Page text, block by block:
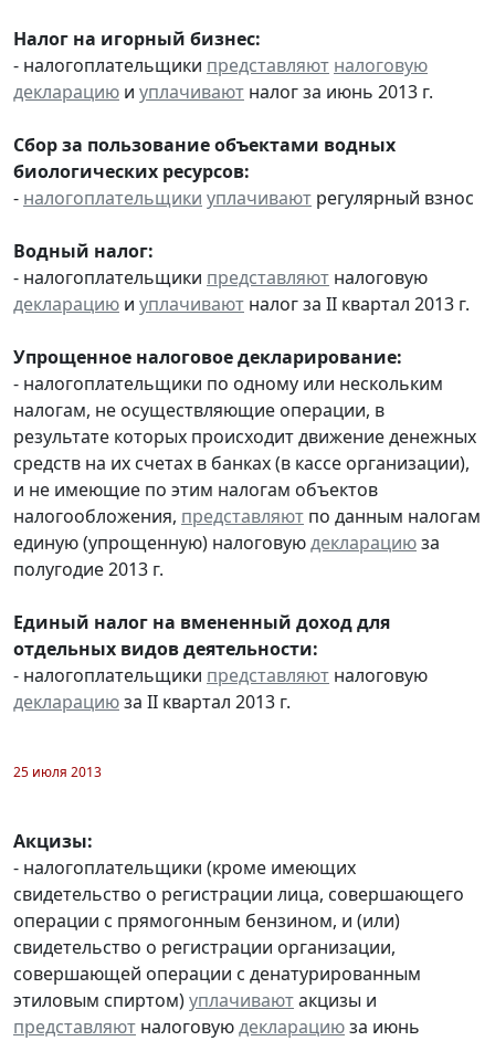
Налог на игорный бизнес:
- налогоплательщики представляют налоговую
декларацию и уплачивают налог за июнь 2013 г.
Сбор за пользование объектами водных
биологических ресурсов:
- налогоплательщики уплачивают регулярный взнос
Водный налог:
- налогоплательщики представляют налоговую
декларацию и уплачивают налог за II квартал 2013 г.
Упрощенное налоговое декларирование:
- налогоплательщики по одному или нескольким
налогам, не осуществляющие операции, в
результате которых происходит движение денежных
средств на их счетах в банках (в кассе организации),
и не имеющие по этим налогам объектов
налогообложения, представляют по данным налогам
единую (упрощенную) налоговуюдекларациюза
полугодие 2013 г.
Единый налог на вмененный доход для
отдельных видов деятельности:
- налогоплательщики представляют налоговую
декларациюза II квартал 2013 г.
25 июля 2013
Акцизы:
- налогоплательщики (кроме имеющих
свидетельство о регистрации лица, совершающего
операции с прямогонным бензином, и (или)
свидетельство о регистрации организации,
совершающей операции с денатурированным
этиловым спиртом)уплачиваютакцизы и
представляют налоговуюдекларациюза июнь